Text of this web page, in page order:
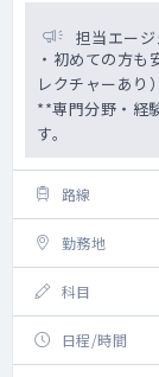
担当エージ
・初めての方
レクチャーあり）
**専門分野・経
す。
路線
勤務地
科目
日程/時間